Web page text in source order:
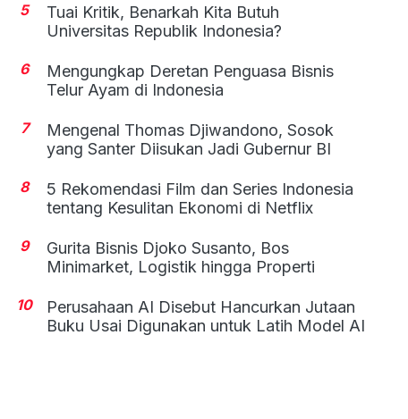
5
Tuai Kritik, Benarkah Kita Butuh
Universitas Republik Indonesia?
6
Mengungkap Deretan Penguasa Bisnis
Telur Ayam di Indonesia
7
Mengenal Thomas Djiwandono, Sosok
yang Santer Diisukan Jadi Gubernur BI
8
5 Rekomendasi Film dan Series Indonesia
tentang Kesulitan Ekonomi di Netflix
9
Gurita Bisnis Djoko Susanto, Bos
Minimarket, Logistik hingga Properti
10
Perusahaan AI Disebut Hancurkan Jutaan
Buku Usai Digunakan untuk Latih Model AI